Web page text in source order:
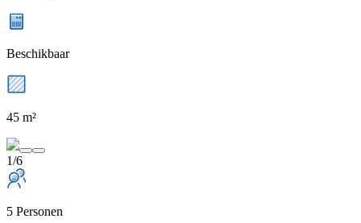
Beschikbaar
45 m²
1/6
5 Personen